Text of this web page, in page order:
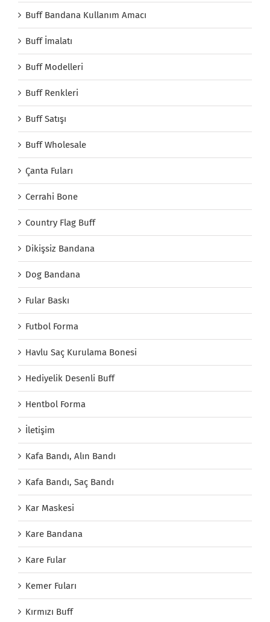
Buff Bandana Kullanım Amacı
Buff İmalatı
Buff Modelleri
Buff Renkleri
Buff Satışı
Buff Wholesale
Çanta Fuları
Cerrahi Bone
Country Flag Buff
Dikişsiz Bandana
Dog Bandana
Fular Baskı
Futbol Forma
Havlu Saç Kurulama Bonesi
Hediyelik Desenli Buff
Hentbol Forma
İletişim
Kafa Bandı, Alın Bandı
Kafa Bandı, Saç Bandı
Kar Maskesi
Kare Bandana
Kare Fular
Kemer Fuları
Kırmızı Buff